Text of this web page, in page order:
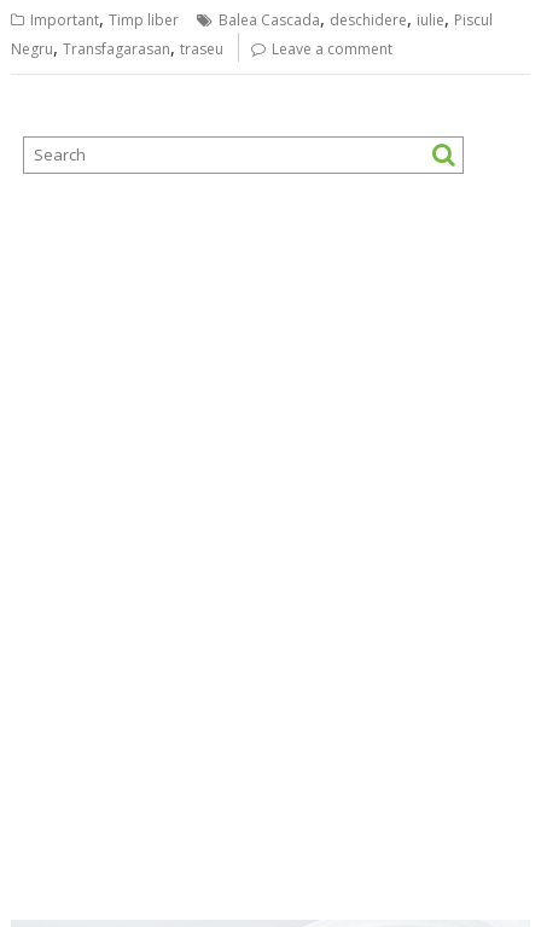
Important,Timp liber Balea Cascada, deschidere, iulie, Piscul
Negru,Transfagarasan,traseu Leave a comment